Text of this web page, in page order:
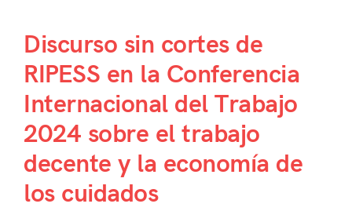
Discurso sin cortes de
RIPESS en la Conferencia
Internacional del Trabajo
2024 sobre el trabajo
decente y la economía de
los cuidados